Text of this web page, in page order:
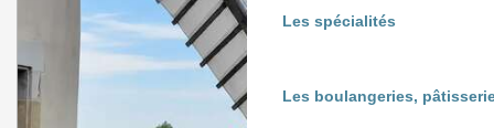
Les spécialités
Les boulangeries,